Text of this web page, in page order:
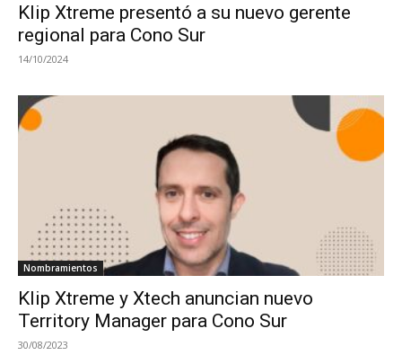
Klip Xtreme presentó a su nuevo gerente
regional para Cono Sur
14/10/2024
Nombramientos
Klip Xtreme y Xtech anuncian nuevo
Territory Manager para Cono Sur
30/08/2023